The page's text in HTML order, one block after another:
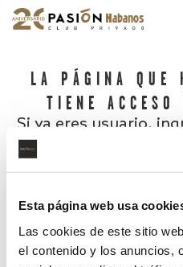
Esta página web usa
Las cookies de este sitio
el contenido y los anuncios,
LA PÁGINA QUE
TIENE
Si ya eres usuario,